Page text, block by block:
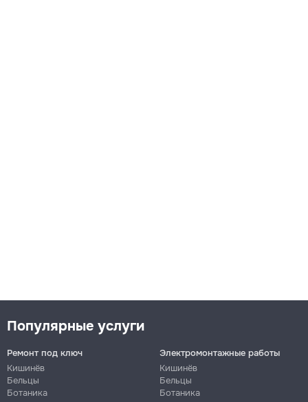
Популярные услуги
Ремонт под ключ
Кишинёв
Бельцы
Ботаника
Электромонтажные работы
Кишинёв
Бельцы
Ботаника